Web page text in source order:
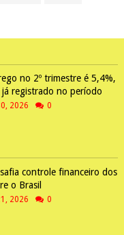
no 2º trimestre é 5,4%,
registrado no período
2026 0
controle financeiro dos
o Brasil
2026 0